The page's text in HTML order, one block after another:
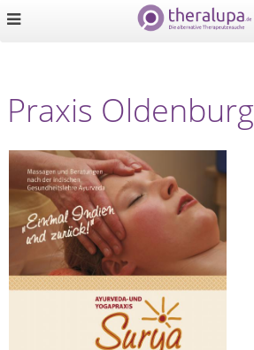
Praxis Oldenburg